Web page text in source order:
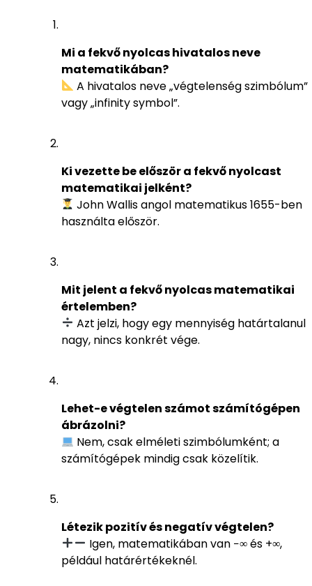
Mi a fekvő nyolcas hivatalos neve
matematikában?
A hivatalos neve „végtelenség szimbólum”
vagy „infinity symbol”.
Ki vezette be először a fekvő nyolcast
matematikai jelként?
John Wallis angol matematikus 1655-ben
használta először.
Mit jelent a fekvő nyolcas matematikai
értelemben?
Azt jelzi, hogy egy mennyiség határtalanul
nagy, nincs konkrét vége.
Lehet-e végtelen számot számítógépen
ábrázolni?
Nem, csak elméleti szimbólumként; a
számítógépek mindig csak közelítik.
Létezik pozitív és negatív végtelen?
Igen, matematikában van −∞ és +∞,
például határértékeknél.